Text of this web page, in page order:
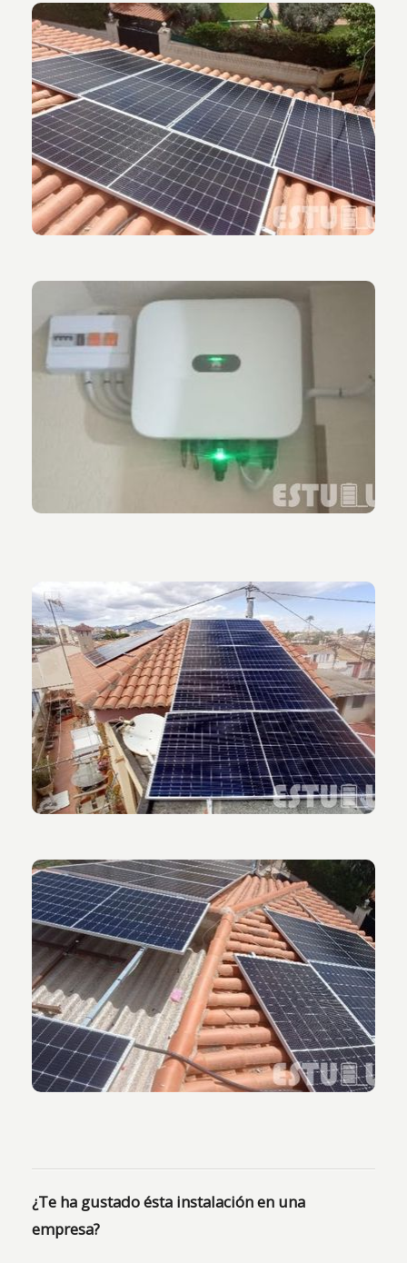
Vista de la fachada de la vivienda.
Vista placas solares en el tejado de la vivienda.
Vista de las placas solares orientadas al este.
Vista de los 3 inversores híbridos de 5’5kw de
potencia.
¿Te ha gustado ésta instalación en una
empresa?